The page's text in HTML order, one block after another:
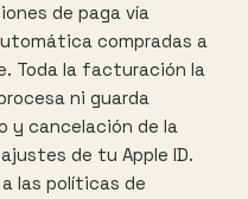
de paga vía
compradas a
Toda la facturación la
ni guarda
y cancelación de la
de tu Apple ID.
las políticas de